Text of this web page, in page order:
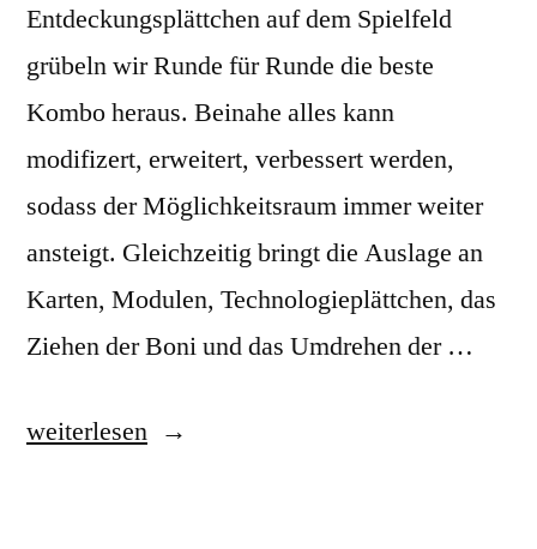
Entdeckungsplättchen auf dem Spielfeld
grübeln wir Runde für Runde die beste
Kombo heraus. Beinahe alles kann
modifizert, erweitert, verbessert werden,
sodass der Möglichkeitsraum immer weiter
ansteigt. Gleichzeitig bringt die Auslage an
Karten, Modulen, Technologieplättchen, das
Ziehen der Boni und das Umdrehen der …
„Revive:
weiterlesen